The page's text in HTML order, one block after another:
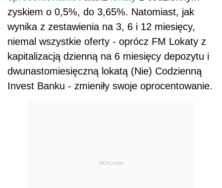
zyskiem o 0,5%, do 3,65%. Natomiast, jak
wynika z zestawienia na 3, 6 i 12 miesięcy,
niemal wszystkie oferty - oprócz FM Lokaty z
kapitalizacją dzienną na 6 miesięcy depozytu i
dwunastomiesięczną lokatą (Nie) Codzienną
Invest Banku - zmieniły swoje oprocentowanie.
REKLAMA